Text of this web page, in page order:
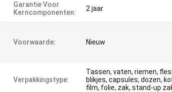
Garantie Voor
Kerncomponenten:
2 jaar
Voorwaarde: Nieuw
Verpakkingstype:
Tassen, vaten, riemen,
blikjes, capsules, dozen,
film, folie, zak, stand-up